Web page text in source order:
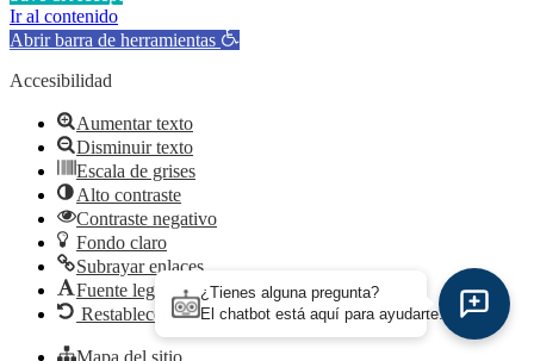
Ir al contenido
Abrir barra de herramientas
Accesibilidad
Aumentar texto
Disminuir texto
Escala de grises
Alto contraste
Contraste negativo
Fondo claro
Subrayar enlaces
Fuente legible
Restablecer
¿Tienes alguna pregunta?
El chatbot está aquí para ayudarte.